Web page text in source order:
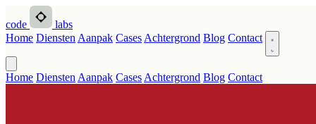
code
labs
Home Diensten Aanpak Cases Achtergrond Blog Contact
Home Diensten Aanpak Cases Achtergrond Blog Contact